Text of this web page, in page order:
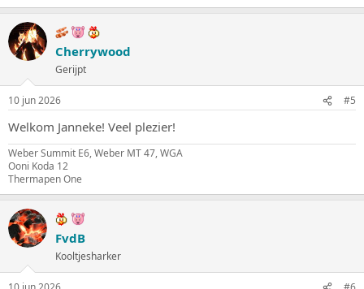
Cherrywood
Gerijpt
10 jun 2026 #5
Welkom Janneke! Veel plezier!
Weber Summit E6, Weber MT 47, WGA
Ooni Koda 12
Thermapen One
FvdB
Kooltjesharker